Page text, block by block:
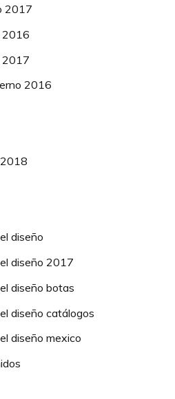
2017
2016
2017
2016
diseño
diseño 2017
diseño botas
diseño catálogos
diseño mexico